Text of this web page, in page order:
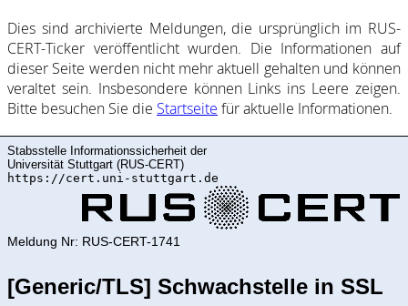
Dies sind ar­chi­vie­rte Mel­dung­en, die ur­sprüng­lich im RUS-
CERT-Ticker ver­öf­fent­licht wur­den. Die In­for­ma­ti­on­en auf
dieser Sei­te wer­den nicht mehr ak­tu­ell ge­halte­n und kön­nen
ver­al­tet sein. Ins­be­son­de­re kön­nen Links ins Lee­re zei­gen.
Bitte be­such­en Sie die Start­sei­te für ak­tu­elle In­for­ma­ti­on­en.
Stabsstelle Informationssicherheit der
Universität Stuttgart (RUS-CERT)
https://cert.uni-stuttgart.de
Meldung Nr: RUS-CERT-1741
[Generic/TLS] Schwachstelle in SSL